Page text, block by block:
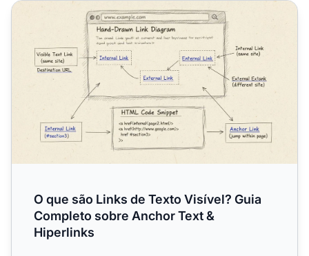
O que são Links de Texto Visível? Guia Completo sobre
O que são Links de Texto Visível? Guia
Completo sobre Anchor Text &
Hiperlinks